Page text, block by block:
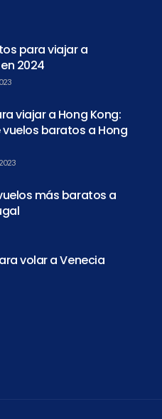
para viajar a
2024
viajar a Hong Kong:
baratos a Hong
más baratos a
volar a Venecia